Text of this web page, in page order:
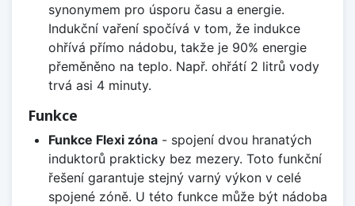
synonymem pro úsporu času a energie.
Indukční vaření spočívá v tom, že indukce
ohřívá přímo nádobu, takže je 90% energie
přeměněno na teplo. Např. ohřátí 2 litrů vody
trvá asi 4 minuty.
Funkce
Funkce Flexi zóna- spojení dvou hranatých
induktorů prakticky bez mezery. Toto funkční
řešení garantuje stejný varný výkon v celé
spojené zóně. U této funkce může být nádoba